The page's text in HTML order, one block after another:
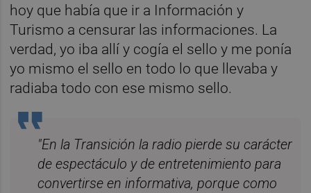
hoy que había que ir a Información y
Turismo a censurar las informaciones. La
verdad, yo iba allí y cogía el sello y me ponía
yo mismo el sello en todo lo que llevaba y
radiaba todo con ese mismo sello.
"En la Transición la radio pierde su carácter
de espectáculo y de entretenimiento para
convertirse en informativa, porque como